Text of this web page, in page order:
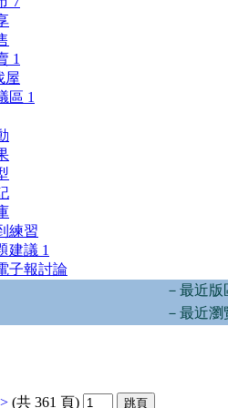
1
屋
區 1
練習
建議 1
子報討論
－最近版
－最近瀏
(共 361 頁)